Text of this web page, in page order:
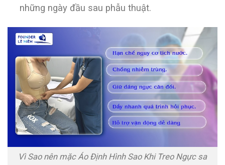
những ngày đầu sau phẫu thuật.
Vì Sao nên mặc Áo Định Hình Sao Khi Treo Ngực sa